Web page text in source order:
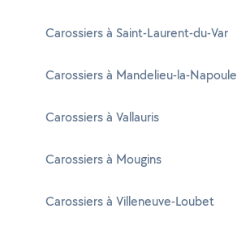
Carossiers à Saint-Laurent-du-Var
Carossiers à Mandelieu-la-Napoule
Carossiers à Vallauris
Carossiers à Mougins
Carossiers à Villeneuve-Loubet